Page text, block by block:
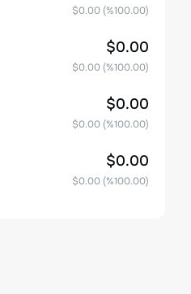
$0.00(%100.00)
$0.00
$0.00(%100.00)
$0.00
$0.00(%100.00)
$0.00
$0.00(%100.00)